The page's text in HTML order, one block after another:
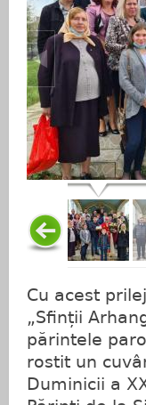
Cu acest
„Sfinții
părintele
rostit un
Duminicii a